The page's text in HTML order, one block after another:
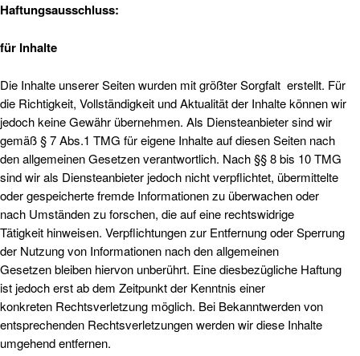
Haftungsausschluss:
für Inhalte
Die Inhalte unserer Seiten wurden mit größter Sorgfalt erstellt. Für
die Richtigkeit, Vollständigkeit und Aktualität der Inhalte können wir
jedoch keine Gewähr übernehmen. Als Diensteanbieter sind wir
gemäß § 7 Abs.1 TMG für eigene Inhalte auf diesen Seiten nach
den allgemeinen Gesetzen verantwortlich. Nach §§ 8 bis 10 TMG
sind wir als Diensteanbieter jedoch nicht verpflichtet, übermittelte
oder gespeicherte fremde Informationen zu überwachen oder
nach Umständen zu forschen, die auf eine rechtswidrige
Tätigkeit hinweisen. Verpflichtungen zur Entfernung oder Sperrung
der Nutzung von Informationen nach den allgemeinen
Gesetzen bleiben hiervon unberührt. Eine diesbezügliche Haftung
ist jedoch erst ab dem Zeitpunkt der Kenntnis einer
konkreten Rechtsverletzung möglich. Bei Bekanntwerden von
entsprechenden Rechtsverletzungen werden wir diese Inhalte
umgehend entfernen.